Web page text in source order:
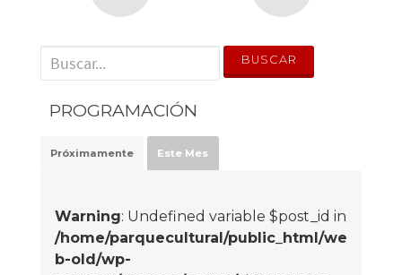
' . __('Search for:') . '
PROGRAMACIÓN
Próximamente Este Mes
Warning: Undefined variable $post_id in
/home/parquecultural/public_html/we
b-old/wp-